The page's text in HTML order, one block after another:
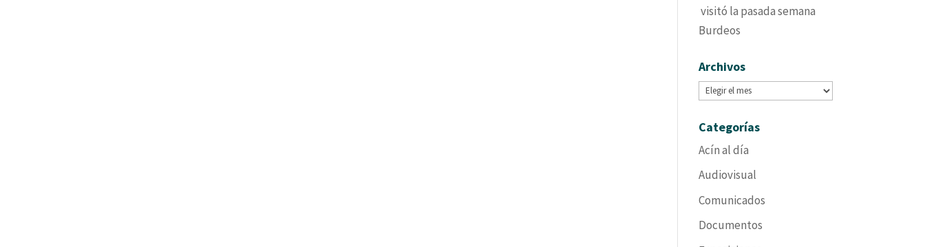
visitó la pasada semana
Burdeos
Archivos
Archivos
Categorías
Acín al día
Audiovisual
Comunicados
Documentos